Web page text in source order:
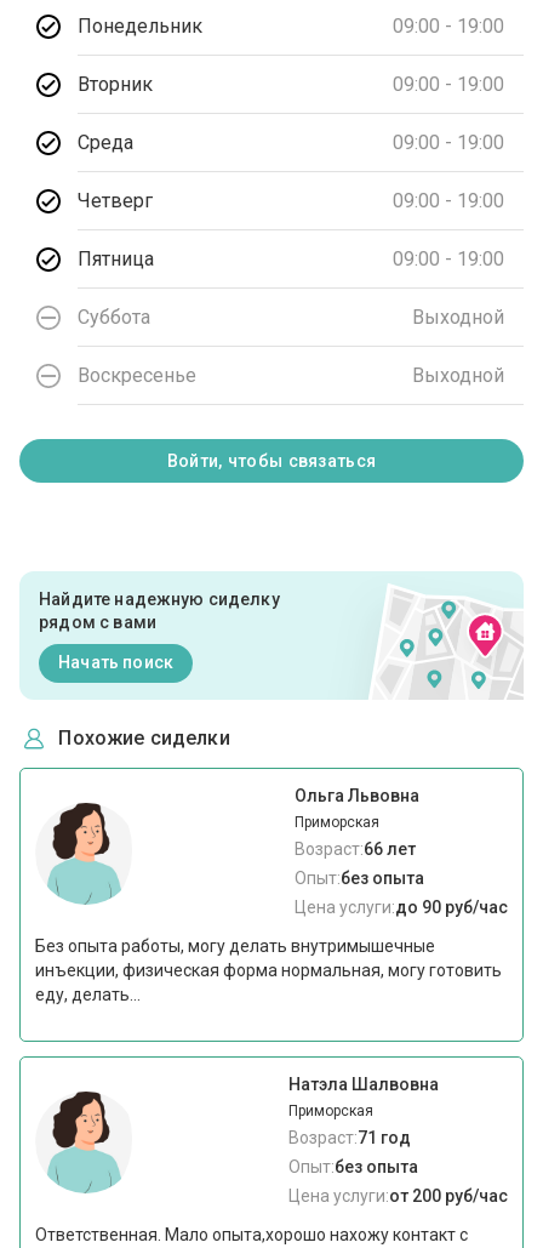
Понедельник 09:00 - 19:00
Вторник 09:00 - 19:00
Среда 09:00 - 19:00
Четверг 09:00 - 19:00
Пятница 09:00 - 19:00
Суббота Выходной
Воскресенье Выходной
Войти, чтобы связаться
Найдите надежную сиделку
рядом с вами
Начать поиск
Похожие сиделки
Ольга Львовна
Приморская
Возраст:66 лет
Опыт:без опыта
Цена услуги:до 90 руб/час
Без опыта работы, могу делать внутримышечные
инъекции, физическая форма нормальная, могу готовить
еду, делать...
Натэла Шалвовна
Приморская
Возраст:71 год
Опыт:без опыта
Цена услуги:от 200 руб/час
Ответственная. Мало опыта,хорошо нахожу контакт с